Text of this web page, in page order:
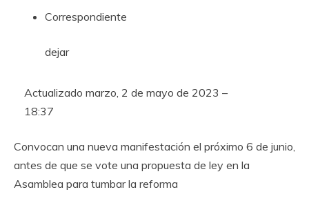
Correspondiente
dejar
Actualizado marzo, 2 de mayo de 2023 –
18:37
Convocan una nueva manifestación el próximo 6 de junio,
antes de que se vote una propuesta de ley en la
Asamblea para tumbar la reforma